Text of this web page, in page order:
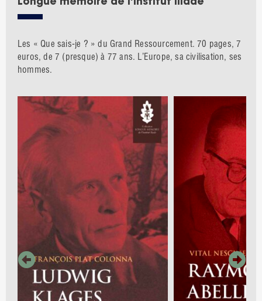
Les « Que sais-je ? » du Grand Ressourcement. 70 pages, 7
euros, de 7 (presque) à 77 ans. L’Europe, sa civilisation, ses
hommes.